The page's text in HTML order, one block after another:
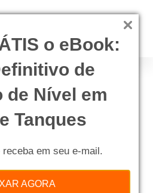
o eBook:
de
de Nível em
Tanques
receba em seu e-mail.
AGORA
–
você